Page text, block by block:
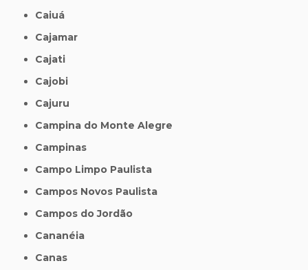
Caiuá
Cajamar
Cajati
Cajobi
Cajuru
Campina do Monte Alegre
Campinas
Campo Limpo Paulista
Campos Novos Paulista
Campos do Jordão
Cananéia
Canas